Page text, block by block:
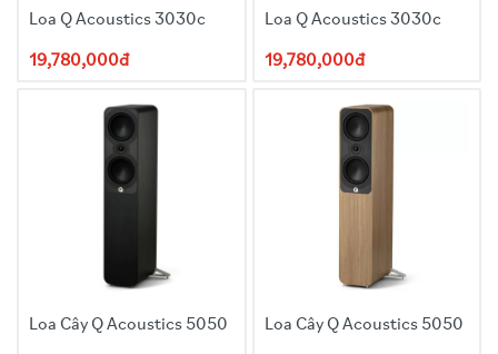
Cấu hình thùng loa: Bass phản xạ
Củ loa Mid/Bass: 2 x 125mm (5.0in)
Tần số cắt: 2.5kHz
Tải tần đáp ứng (-6dB): 38Hz - 22kHz
USB – Type B connector
Loa Q Acoustics 3030c
19,780,000đ
Loa Q Acoustics 3030c
19,780,000đ
Loa Cây Q Acoustics 5050 Loa Cây Q Acoustics 5050